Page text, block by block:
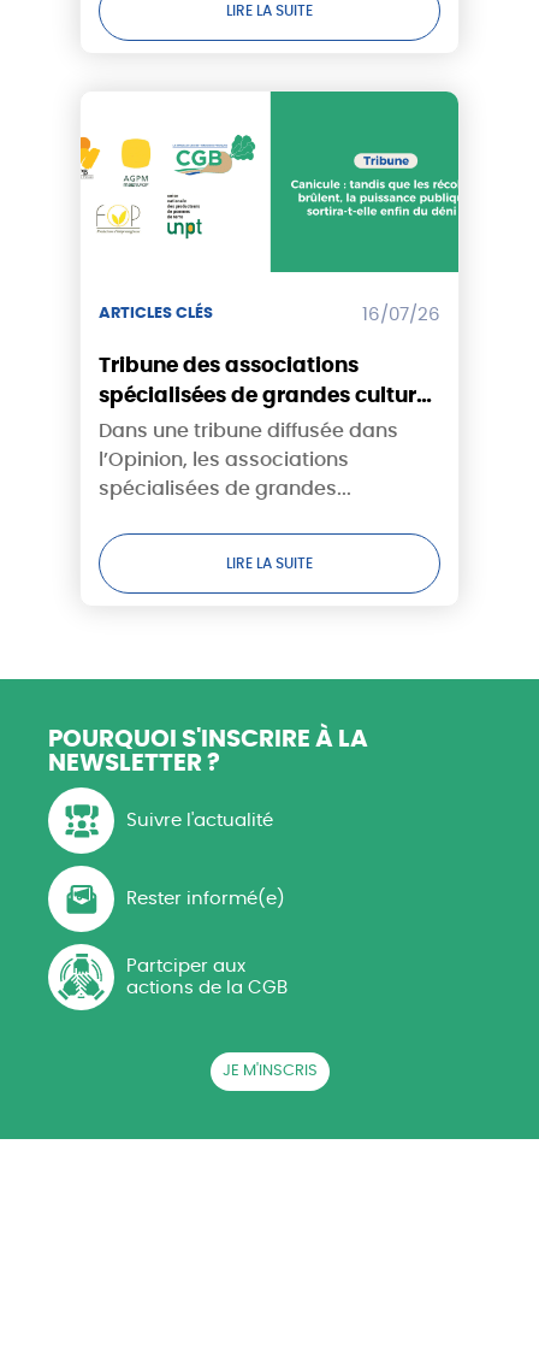
LIRE LA SUITE
ARTICLES CLÉS 16/07/26
Tribune des associations
spécialisées de grandes cultures
- Canicule : tandis que les
récoltes brûlent, la puissance
publique sortira-t-elle enfin du
Dans une tribune diffusée dans
l’Opinion, les associations
spécialisées de grandes...
LIRE LA SUITE
POURQUOI S'INSCRIRE À LA
NEWSLETTER ?
Suivre l'actualité
Rester informé(e)
Partciper aux
actions de la CGB
JE M'INSCRIS